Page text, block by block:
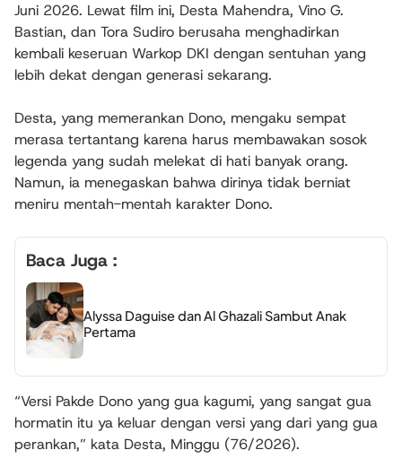
Juni 2026. Lewat film ini, Desta Mahendra, Vino G.
Bastian, dan Tora Sudiro berusaha menghadirkan
kembali keseruan Warkop DKI dengan sentuhan yang
lebih dekat dengan generasi sekarang.
Desta, yang memerankan Dono, mengaku sempat
merasa tertantang karena harus membawakan sosok
legenda yang sudah melekat di hati banyak orang.
Namun, ia menegaskan bahwa dirinya tidak berniat
meniru mentah-mentah karakter Dono.
Baca Juga :
Alyssa Daguise dan Al Ghazali Sambut Anak
Pertama
“Versi Pakde Dono yang gua kagumi, yang sangat gua
hormatin itu ya keluar dengan versi yang dari yang gua
perankan,” kata Desta, Minggu (76/2026).